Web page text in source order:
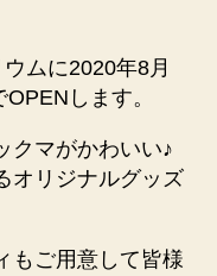
ムに2020年8月
します。
クマがかわいい♪
オリジナルグッズ
もご用意して皆様